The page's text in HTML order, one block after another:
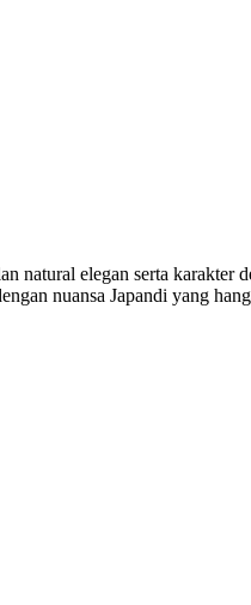
natural elegan serta karakter
nuansa Japandi yang